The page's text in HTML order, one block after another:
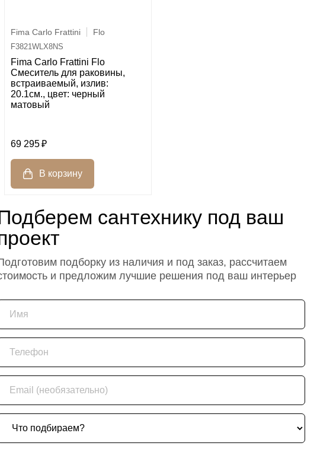
Fima Carlo Frattini Flo
F3821WLX8NS
Fima Carlo Frattini Flo
Смеситель для раковины,
встраиваемый, излив:
20.1см., цвет: черный
матовый
69 295
сантехнику под ваш
подборку из наличия и под заказ, рассчитаем
и предложим лучшие решения под ваш интерьер
(необязательно)
подбираем?